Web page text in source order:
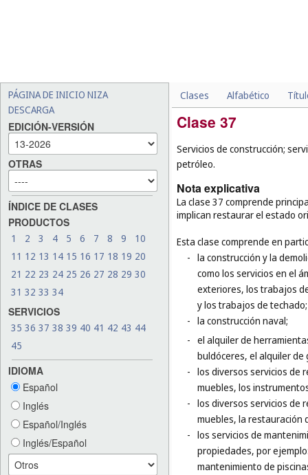
PÁGINA DE INICIO NIZA
DESCARGA
EDICIÓN-VERSIÓN
OTRAS
ÍNDICE DE CLASES
PRODUCTOS
1 2 3 4 5 6 7 8 9
10
11 12 13 14 15 16 17 18 19 20
21 22 23 24 25 26 27 28 29 30
31 32 33 34
SERVICIOS
35 36 37 38 39 40 41 42 43 44
45
IDIOMA
Español
Inglés
Español/Inglés
Inglés/Español
Clases Alfabético
Clase 37
Servicios de construcción;
petróleo.
Nota explicativa
La clase 37 comprende
implican restaurar el estado
Esta clase comprende en
- la construcción y la
como los servicios en el
exteriores, los trabajos
y los trabajos de techado;
- la construcción naval;
- el alquiler de
buldóceres, el alquiler de
- los diversos servicios de
muebles, los
- los diversos servicios de
muebles, la restauración
- los servicios de
propiedades, por
mantenimiento de